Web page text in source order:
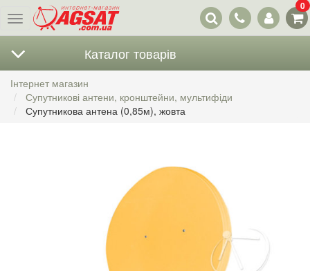
Меню
Наші
контакти
0
Каталог товарів
Інтернет магазин
Супутникові антени, кронштейни, мультифіди
Супутникова антена (0,85м), жовта